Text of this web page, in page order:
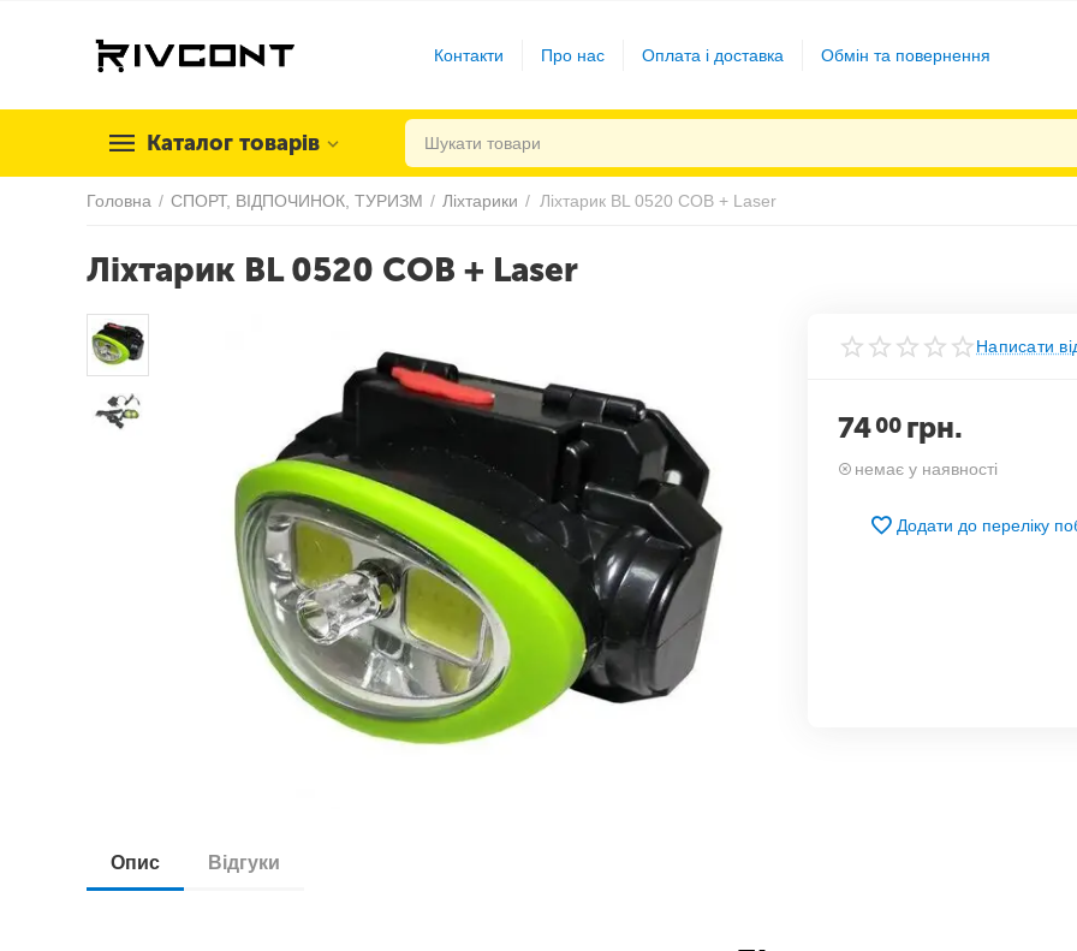
Контакти Про нас Оплата і доставка Обмін та повернення
Каталог товарів
Головна / СПОРТ, ВІДПОЧИНОК, ТУРИЗМ / Ліхтарики / Ліхтарик BL 0520 COB + Laser
Ліхтарик BL 0520 COB + Laser
Написати
7400 грн.
немає у наявності
Додати до переліку
Опис Відгуки